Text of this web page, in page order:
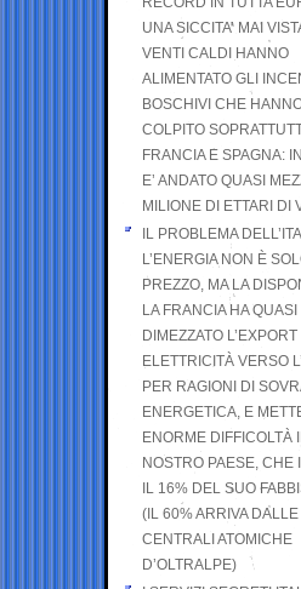
UNA SICCITA’ MAI
VENTI CALDI HANNO
ALIMENTATO GLI
BOSCHIVI CHE
COLPITO
FRANCIA E SPAGNA:
E’ ANDATO QUASI
MILIONE DI ETTARI DI
IL PROBLEMA
L’ENERGIA NON È
PREZZO, MA LA
LA FRANCIA HA QUASI
DIMEZZATO L’EXPORT
ELETTRICITÀ VERSO
PER RAGIONI DI
ENERGETICA, E
ENORME DIFFICOLTÀ
NOSTRO PAESE, CHE
IL 16% DEL SUO
(IL 60% ARRIVA DALLE
CENTRALI ATOMICHE
D’OLTRALPE)